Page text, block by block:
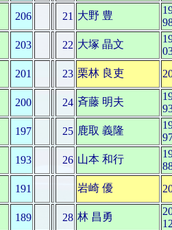
206 21 大野 豊
203 22 大塚 晶文
201 23 栗林 良吏
200 24 斉藤 明夫
197 25 鹿取 義隆
193 26 山本 和行
191 岩崎 優
189 28 林 昌勇